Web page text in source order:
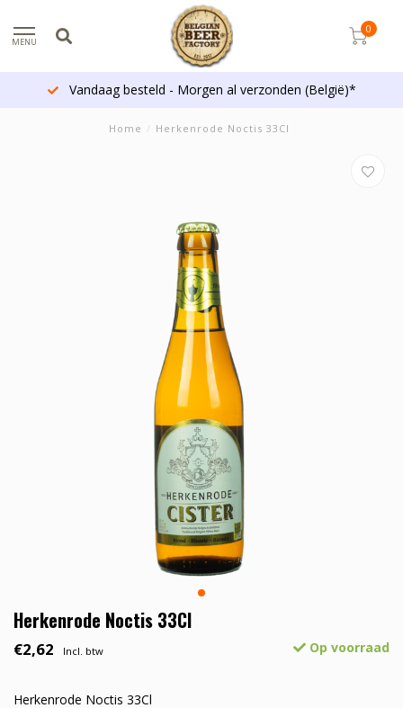
MENU
0
Vandaag besteld - Morgen al verzonden (België)*
Home / Herkenrode Noctis 33Cl
Herkenrode Noctis 33Cl
€2,62 Incl. btw Op voorraad
Herkenrode Noctis 33Cl